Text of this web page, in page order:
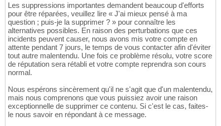
Les suppressions importantes demandent beaucoup d'efforts
pour être réparées, veuillez lire « J'ai mieux pensé à ma
question ; puis-je la supprimer ? » pour connaître les
alternatives possibles. En raison des perturbations que ces
incidents peuvent causer, nous avons mis votre compte en
attente pendant 7 jours, le temps de vous contacter afin d'éviter
tout autre malentendu. Une fois ce problème résolu, votre score
de réputation sera rétabli et votre compte reprendra son cours
normal.
Nous espérons sincèrement qu'il ne s'agit que d'un malentendu,
mais nous comprenons que vous puissiez avoir une raison
exceptionnelle de supprimer ce contenu. Si c'est le cas, faites-
le nous savoir en répondant à ce message.